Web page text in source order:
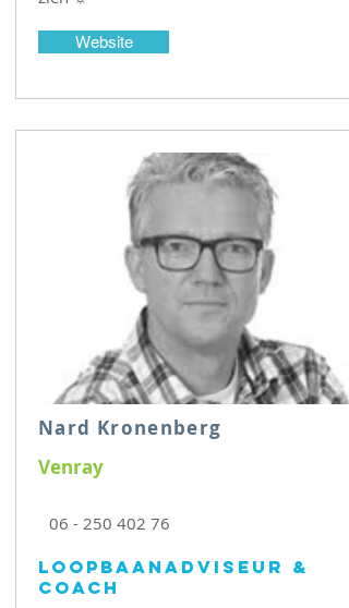
Website
Nard Kronenberg
Venray
06 - 250 402 76
Loopbaanadviseur &
coach